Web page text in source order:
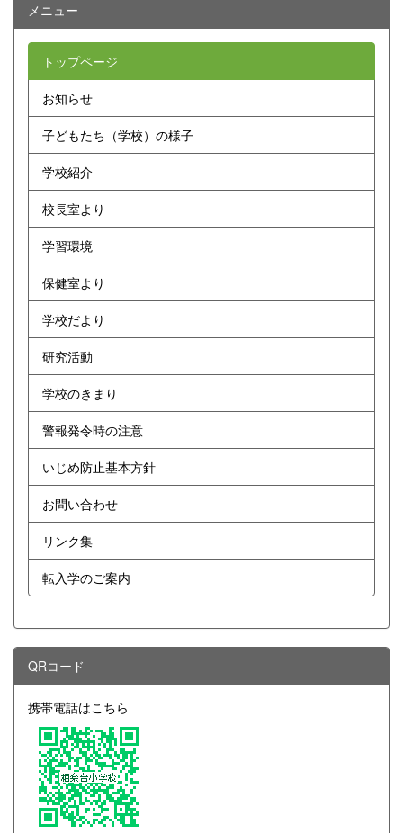
メニュー
トップページ
お知らせ
子どもたち（学校）の様子
学校紹介
校長室より
学習環境
保健室より
学校だより
研究活動
学校のきまり
警報発令時の注意
いじめ防止基本方針
お問い合わせ
リンク集
転入学のご案内
QRコード
携帯電話はこちら